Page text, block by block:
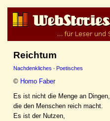
Reichtum
Nachdenkliches · Poetisches
© Homo Faber
Es ist nicht die Menge an Dingen,
die den Menschen reich macht.
Es ist der Nutzen,